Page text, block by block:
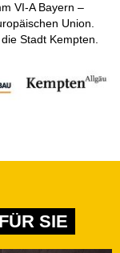
VI-A Bayern –
Union.
Stadt Kempten.
FÜR SIE